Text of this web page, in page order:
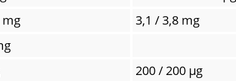
mg
3,1 / 3,8 mg
200 / 200 µg